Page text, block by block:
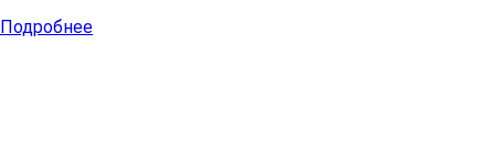
Подробнее